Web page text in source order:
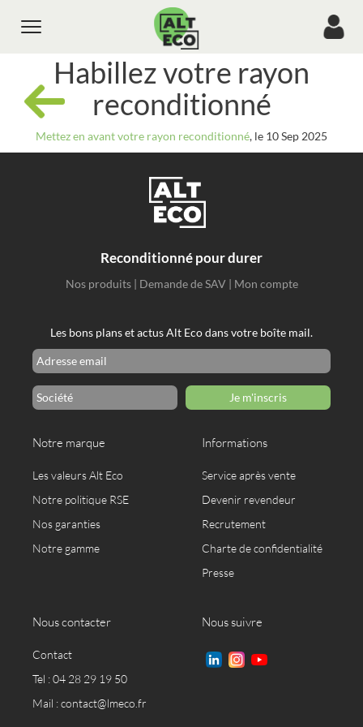
Toggle
Habillez votre rayon
reconditionné
Mettez en avant votre rayon reconditionné, le 10 Sep 2025
Reconditionné pour durer
Nos produits| Demande de SAV| Mon compte
Les bons plans et actus Alt Eco dans votre boîte mail.
Je m'inscris
Notre marque
Les valeurs Alt Eco
Notre politique RSE
Nos garanties
Notre gamme
Informations
Service après vente
Devenir revendeur
Recrutement
Charte de confidentialité
Presse
Nous contacter
Contact
Tel : 04 28 29 19 50
Mail :contact@lmeco.fr
Nous suivre